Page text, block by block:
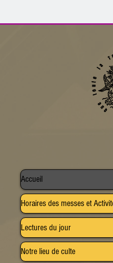
Accueil
Horaires des messes et
Lectures du jour
Notre lieu de culte